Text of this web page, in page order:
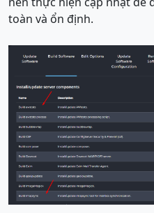
toàn và ổn định.